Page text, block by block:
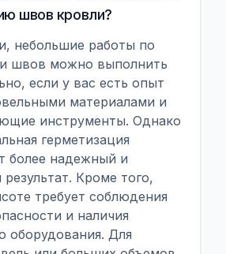
швов кровли?
небольшие работы по
швов можно выполнить
если у вас есть опыт
материалами и
инструменты. Однако
герметизация
более надежный и
Кроме того,
требует соблюдения
и наличия
оборудования. Для